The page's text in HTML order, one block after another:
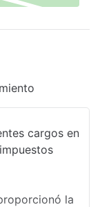
físico
cargos en
la